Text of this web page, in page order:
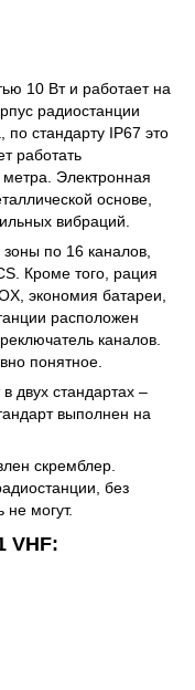
10 Вт и работает на
радиостанции
по стандарту IP67 это
работать
Электронная
основе,
вибраций.
по 16 каналов,
Кроме того, рация
экономия батареи,
расположен
каналов.
понятное.
двух стандартах –
выполнен на
скремблер.
без
могут.
VHF: